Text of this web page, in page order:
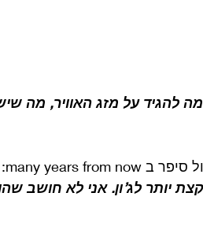
להגיד על מזג האוויר, מה
יותר לג’ון. אני לא חושב